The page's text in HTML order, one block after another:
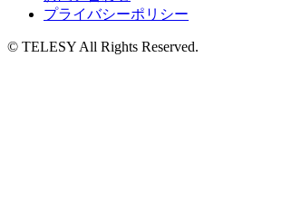
プライバシーポリシー
© TELESY All Rights Reserved.